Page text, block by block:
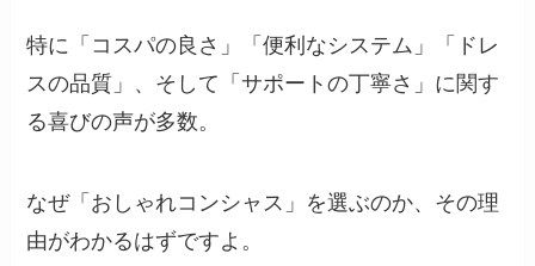
特に「コスパの良さ」「便利なシステム」「ドレ
スの品質」、そして「サポートの丁寧さ」に関す
る喜びの声が多数。
なぜ「おしゃれコンシャス」を選ぶのか、その理
由がわかるはずですよ。